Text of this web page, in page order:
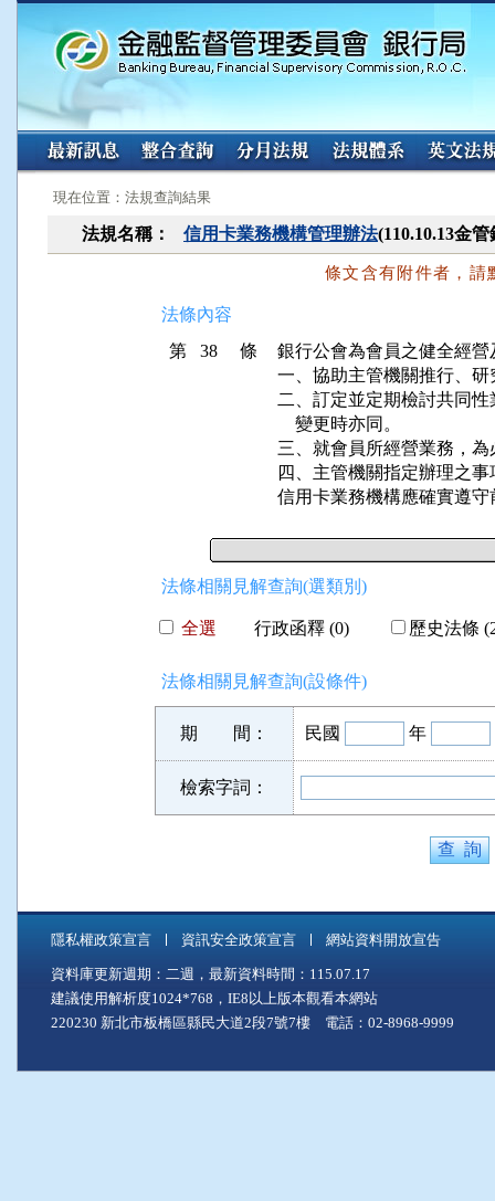
:::
現在位置：法規查詢結果
法規名稱： 信用卡業務機構管理辦法(110.10.13金
條文含有附件者，請
法條內容
第 38 條
銀行公會為會員之健全經
一、協助主管機關推行、
二、訂定並定期檢討共同
    變更時亦同。
三、就會員所經營業務，
四、主管機關指定辦理之事
信用卡業務機構應確實遵
法條相關見解查詢(選類別)
全選 行政函釋 (0) 歷史法條
法條相關見解查詢(設條件)
期 間： 民國 年
檢索字詞：
隱私權政策宣言 資訊安全政策宣言 網站資料開放宣告
資料庫更新週期：二週，最新資料時間：115.07.17
建議使用解析度1024*768，IE8以上版本觀看本網站
220230 新北市板橋區縣民大道2段7號7樓 電話：02-8968-9999